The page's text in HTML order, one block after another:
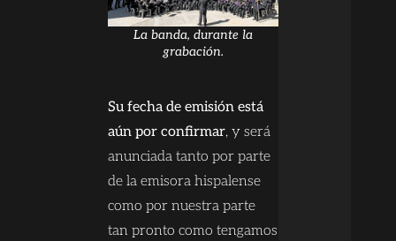
La banda, durante la
grabación.
Su fecha de emisión está
aún por confirmar, y será
anunciada tanto por parte
de la emisora hispalense
como por nuestra parte
tan pronto como tengamos